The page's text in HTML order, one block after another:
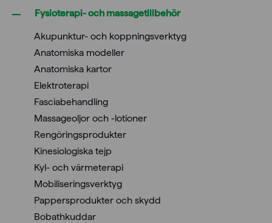
Fysioterapi- och massagetillbehör
Akupunktur- och koppningsverktyg
Anatomiska modeller
Anatomiska kartor
Elektroterapi
Fasciabehandling
Massageoljor och -lotioner
Rengöringsprodukter
Kinesiologiska tejp
Kyl- och värmeterapi
Mobiliseringsverktyg
Pappersprodukter och skydd
Bobathkuddar